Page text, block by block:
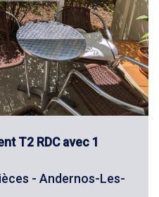
T2 RDC avec 1
- Andernos-Les-